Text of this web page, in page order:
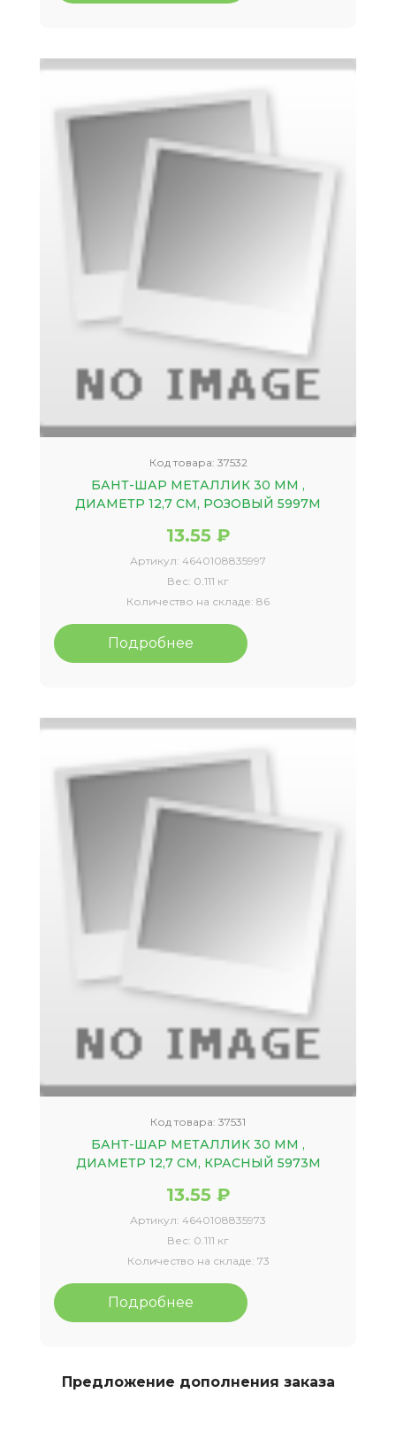
Код товара: 37532
БАНТ-ШАР МЕТАЛЛИК 30 ММ ,
ДИАМЕТР 12,7 СМ, РОЗОВЫЙ 5997М
13.55 ₽
Артикул: 4640108835997
Вес: 0.111 кг
Количество на складе: 86
Подробнее
Код товара: 37531
БАНТ-ШАР МЕТАЛЛИК 30 ММ ,
ДИАМЕТР 12,7 СМ, КРАСНЫЙ 5973М
13.55 ₽
Артикул: 4640108835973
Вес: 0.111 кг
Количество на складе: 73
Подробнее
Предложение дополнения заказа